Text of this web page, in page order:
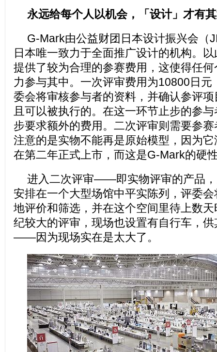
永远给每个人以机会，「设计」才有
G-Mark由公益财团日本设计振兴会（
日本唯一致力于全面推广设计的机构。
提供了较为合理的参赛费用，这使得任
力参与其中。一次评审费用为10800日元
委会将审核参与者的资料，并确认参评
且可以被执行的。在这一环节止步的参
步要求额外的费用。二次评审则需要参
注意的是实物不能再是原始模型，因为
在第二年正式上市，而这是G-Mark的硬
进入二次评审——即实物评审的产品
安排在一个大型场馆中平实陈列，评委
地评价和筛选，并在这个空间里待上数
纪较大的评审，现场也设置有自行车，
——因为现场实在是太大了。